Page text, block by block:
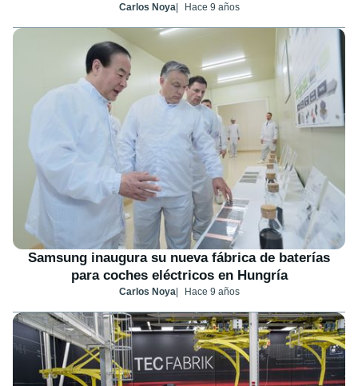
Carlos Noya Hace 9 años
Samsung inaugura su nueva fábrica de baterías
para coches eléctricos en Hungría
Carlos Noya Hace 9 años